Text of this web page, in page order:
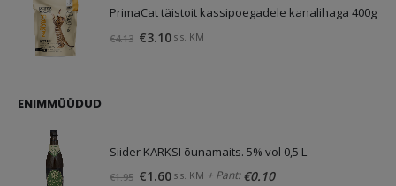
PrimaCat täistoit kassipoegadele kanalihaga 400g
€4.13 Algne
€3.10Praegune
sis. KM
ENIMMÜÜDUD
Siider KARKSI õunamaits. 5% vol 0,5 L
€1.95 Algne
€1.60Praegune
sis. KM + Pant:€0.10